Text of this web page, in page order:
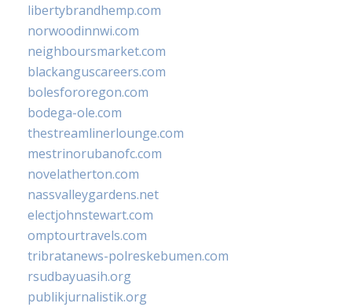
libertybrandhemp.com
norwoodinnwi.com
neighboursmarket.com
blackanguscareers.com
bolesfororegon.com
bodega-ole.com
thestreamlinerlounge.com
mestrinorubanofc.com
novelatherton.com
nassvalleygardens.net
electjohnstewart.com
omptourtravels.com
tribratanews-polreskebumen.com
rsudbayuasih.org
publikjurnalistik.org